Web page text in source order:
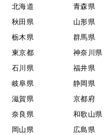
北海道 青森県
秋田県
山形県
栃木県
群馬県
東京都
神奈川県
石川県
福井県
岐阜県
静岡県
滋賀県
京都府
奈良県
和歌山県
岡山県
広島県